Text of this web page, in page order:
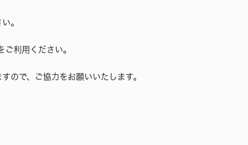
。
ご利用ください。
ので、ご協力をお願いいたします。